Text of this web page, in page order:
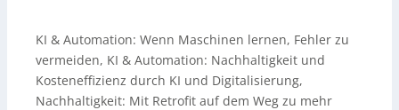
KI & Automation: Wenn Maschinen lernen, Fehler zu
vermeiden, KI & Automation: Nachhaltigkeit und
Kosteneffizienz durch KI und Digitalisierung,
Nachhaltigkeit: Mit Retrofit auf dem Weg zu mehr